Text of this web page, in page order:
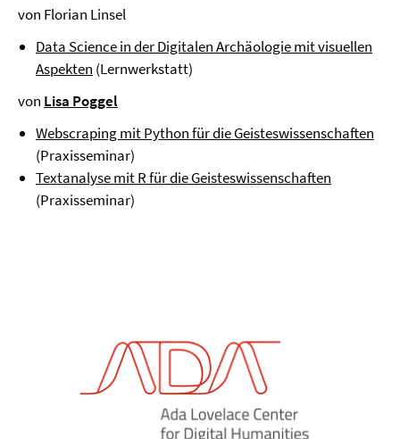
von Florian Linsel
Data Science in der Digitalen Archäologie mit visuellen
Aspekten (Lernwerkstatt)
von Lisa Poggel
Webscraping mit Python für die Geisteswissenschaften
(Praxisseminar)
Textanalyse mit R für die Geisteswissenschaften
(Praxisseminar)